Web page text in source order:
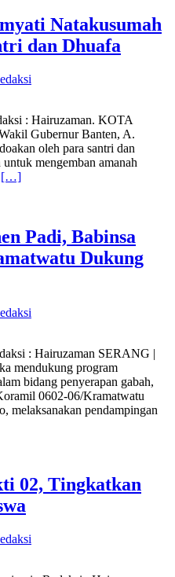
Natakusumah
dan Dhuafa
: Hairuzaman. KOTA
Gubernur Banten, A.
oleh para santri dan
mengemban amanah
[…]
Padi, Babinsa
Dukung
: Hairuzaman SERANG |
mendukung program
bidang penyerapan gabah,
0602-06/Kramatwatu
melaksanakan pendampingan
02, Tingkatkan